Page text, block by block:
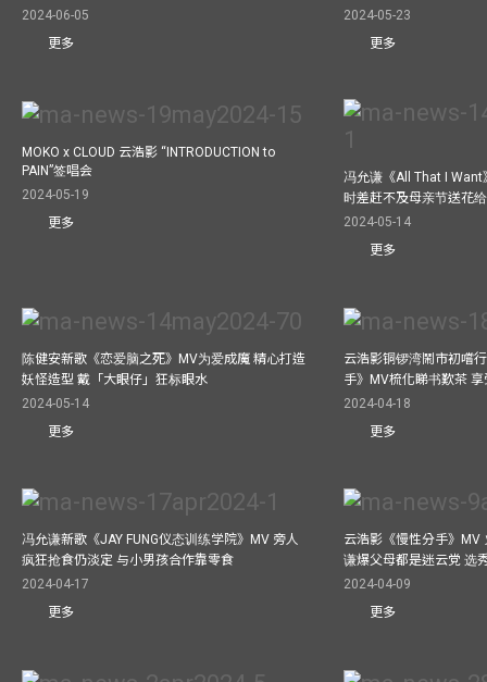
2024-06-05
更多
2024-05-23
更多
MOKO x CLOUD 云浩影 “INTRODUCTION to
PAIN”签唱会
2024-05-19
更多
冯允谦《All That I
时差赶不及母亲节送花
2024-05-14
更多
陈健安新歌《恋爱脑之死》MV为爱成魔 精心打造
妖怪造型 戴「大眼仔」狂标眼水
2024-05-14
更多
云浩影铜锣湾鬧市初嚐
手》MV梳化睇书歎茶
2024-04-18
更多
冯允谦新歌《JAY FUNG仪态训练学院》MV 旁人
疯狂抢食仍淡定 与小男孩合作靠零食
2024-04-17
更多
云浩影《慢性分手》MV
谦爆父母都是迷云党 选
2024-04-09
更多